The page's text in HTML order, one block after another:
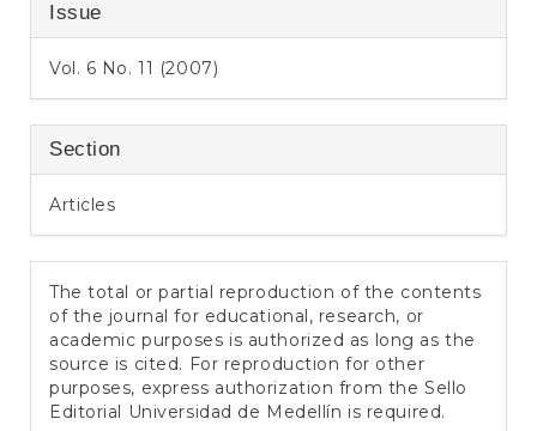
Issue
Vol. 6 No. 11 (2007)
Section
Articles
The total or partial reproduction of the contents
of the journal for educational, research, or
academic purposes is authorized as long as the
source is cited. For reproduction for other
purposes, express authorization from the Sello
Editorial Universidad de Medellín is required.